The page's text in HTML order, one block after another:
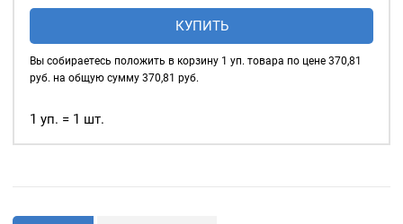
вставляется в нижнюю
часть пресса)
Пробойник
пресса
2мм
КУПИТЬ
Вы собираетесь положить в корзину 1 уп. товара по цене 370,81
руб. на общую сумму 370,81 руб.
1 уп. = 1 шт.